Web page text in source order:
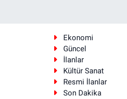
Ekonomi
Güncel
İlanlar
Kültür Sanat
Resmi İlanlar
Son Dakika